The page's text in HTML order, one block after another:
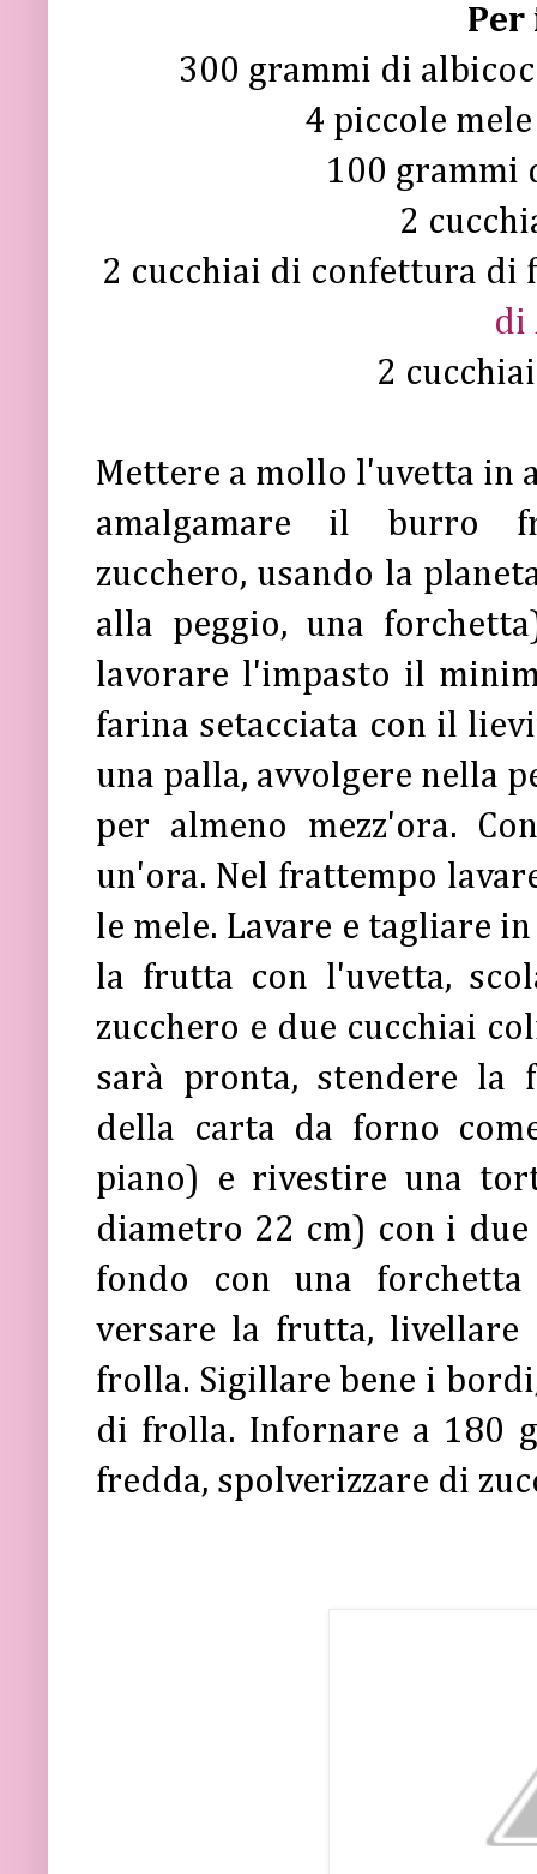
Per
300 grammi di
4 piccole
100 grammi
2
2 cucchiai di confettura
di
2
Mettere a mollo l'uvetta in
amalgamare il
zucchero, usando la
alla peggio, una
lavorare l'impasto il
farina setacciata con il
una palla, avvolgere nella
per almeno mezz'ora.
un'ora. Nel frattempo l
le mele. Lavare e tagliare
la frutta con l'uvetta,
zucchero e due cucchiai
sarà pronta, stendere la
della carta da forno
piano) e rivestire una
diametro 22 cm) con i
fondo con una
versare la frutta, livellare
frolla. Sigillare bene i
di frolla. Infornare a 180
fredda, spolverizzare di